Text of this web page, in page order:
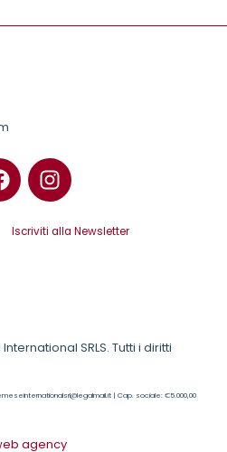
Iscriviti alla Newsletter
SRLS. Tutti i diritti
| Cap. sociale: €5.000,00
agency